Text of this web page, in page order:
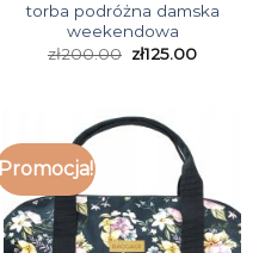
torba podróżna damska
weekendowa
zł200.00 zł125.00
Promocja!